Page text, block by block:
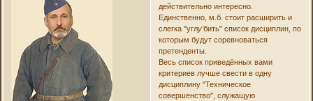
действительно интересно.
Единственно, м.б. стоит расширить и
слегка "углу'бить" список дисциплин, по
которым будут соревноваться
претенденты.
Весь список приведённых вами
критериев лучше свести в одну
дисциплину "Техническое
совершенство", служащую